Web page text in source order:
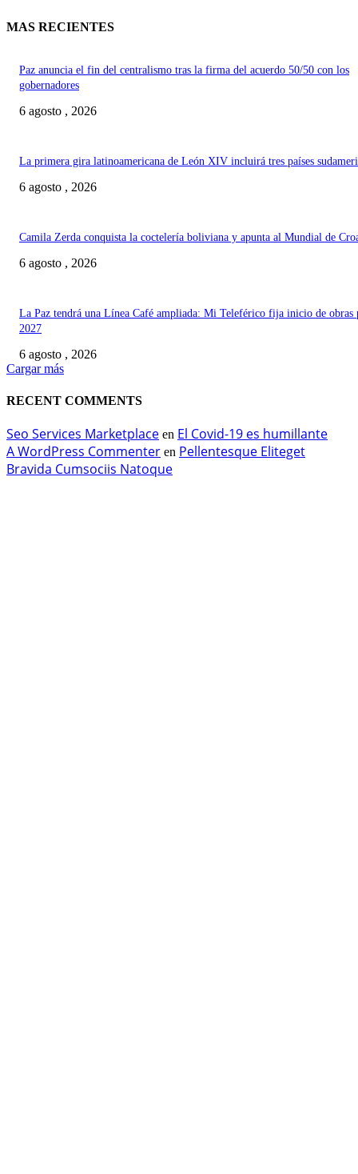
MAS RECIENTES
Paz anuncia el fin del centralismo tras la firma del acuerdo 50/50 con los
gobernadores
6 agosto , 2026
La primera gira latinoamericana de León XIV incluirá tres países
6 agosto , 2026
Camila Zerda conquista la coctelería boliviana y apunta al Mundial de
6 agosto , 2026
La Paz tendrá una Línea Café ampliada: Mi Teleférico fija inicio de obras
2027
6 agosto , 2026
Cargar más
RECENT COMMENTS
Seo Services Marketplace en El Covid-19 es humillante
A WordPress Commenter en Pellentesque Eliteget
Bravida Cumsociis Natoque